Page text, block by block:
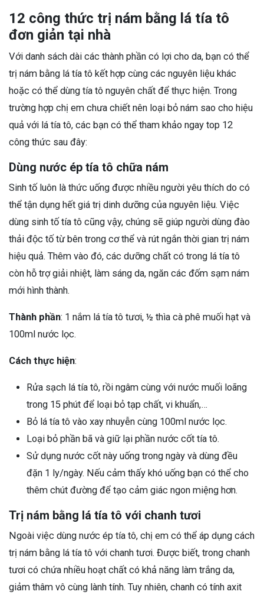
12 công thức trị nám bằng lá tía tô
đơn giản tại nhà
Với danh sách dài các thành phần có lợi cho da, bạn có thể
trị nám bằng lá tía tô kết hợp cùng các nguyên liệu khác
hoặc có thể dùng tía tô nguyên chất để thực hiện. Trong
trường hợp chị em chưa chiết nên loại bỏ nám sao cho hiệu
quả với lá tía tô, các bạn có thể tham khảo ngay top 12
công thức sau đây:
Dùng nước ép tía tô chữa nám
Sinh tố luôn là thức uống được nhiều người yêu thích do có
thể tận dụng hết giá trị dinh dưỡng của nguyên liệu. Việc
dùng sinh tố tía tô cũng vậy, chúng sẽ giúp người dùng đào
thải độc tố từ bên trong cơ thể và rút ngắn thời gian trị nám
hiệu quả. Thêm vào đó, các dưỡng chất có trong lá tía tô
còn hỗ trợ giải nhiệt, làm sáng da, ngăn các đốm sạm nám
mới hình thành.
Thành phần: 1 nắm lá tía tô tươi, ½ thìa cà phê muối hạt và
100ml nước lọc.
Cách thực hiện:
Rửa sạch lá tía tô, rồi ngâm cùng với nước muối loãng
trong 15 phút để loại bỏ tạp chất, vi khuẩn,…
Bỏ lá tía tô vào xay nhuyễn cùng 100ml nước lọc.
Loại bỏ phần bã và giữ lại phần nước cốt tía tô.
Sử dụng nước cốt này uống trong ngày và dùng đều
đặn 1 ly/ngày. Nếu cảm thấy khó uống bạn có thể cho
thêm chút đường để tạo cảm giác ngon miệng hơn.
Trị nám bằng lá tía tô với chanh tươi
Ngoài việc dùng nước ép tía tô, chị em có thể áp dụng cách
trị nám bằng lá tía tô với chanh tươi. Được biết, trong chanh
tươi có chứa nhiều hoạt chất có khả năng làm trắng da,
giảm thâm vô cùng lành tính. Tuy nhiên, chanh có tính axit